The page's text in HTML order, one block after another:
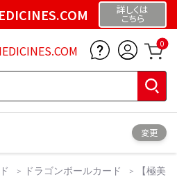
詳しくは
こちら
0
変更
ドラゴンボールカード
【極美